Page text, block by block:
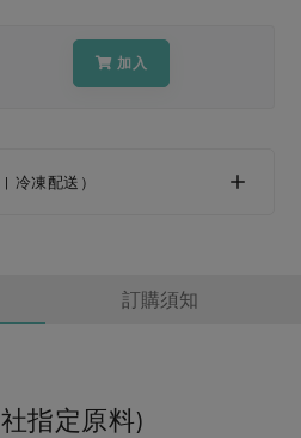
加入
| 冷凍配送）
訂購須知
指定原料)